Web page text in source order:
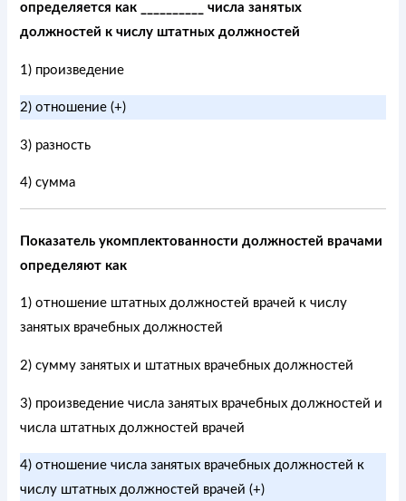
определяется как __________ числа занятых
должностей к числу штатных должностей
1) произведение
2) отношение (+)
3) разность
4) сумма
Показатель укомплектованности должностей врачами
определяют как
1) отношение штатных должностей врачей к числу
занятых врачебных должностей
2) сумму занятых и штатных врачебных должностей
3) произведение числа занятых врачебных должностей и
числа штатных должностей врачей
4) отношение числа занятых врачебных должностей к
числу штатных должностей врачей (+)